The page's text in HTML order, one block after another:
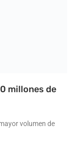
millones de
volumen de